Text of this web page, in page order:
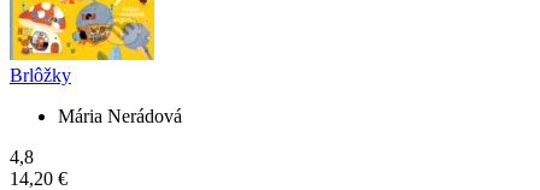
Brlôžky
Mária Nerádová
4,8
14,20 €